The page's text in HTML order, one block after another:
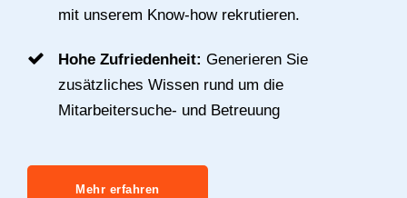
mit unserem Know-how rekrutieren.
Hohe Zufriedenheit: Generieren Sie
zusätzliches Wissen rund um die
Mitarbeitersuche- und Betreuung
Mehr erfahren